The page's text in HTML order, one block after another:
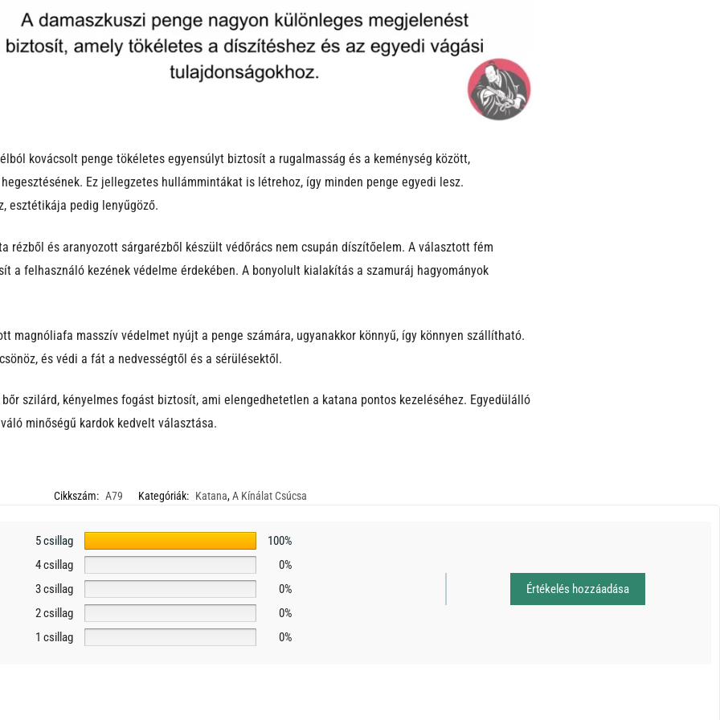
kovácsolt penge tökéletes egyensúlyt biztosít a rugalmasság és a keménység között,
Ez jellegzetes hullámmintákat is létrehoz, így minden penge egyedi lesz.
esztétikája pedig lenyűgöző.
rézből és aranyozott sárgarézből készült védőrács nem csupán díszítőelem. A választott fém
a felhasználó kezének védelme érdekében. A bonyolult kialakítás a szamuráj hagyományok
magnóliafa masszív védelmet nyújt a penge számára, ugyanakkor könnyű, így könnyen szállítható.
és védi a fát a nedvességtől és a sérülésektől.
szilárd, kényelmes fogást biztosít, ami elengedhetetlen a katana pontos kezeléséhez. Egyedülálló
minőségű kardok kedvelt választása.
Cikkszám: A79 Kategóriák: Katana,A Kínálat Csúcsa
5 csillag
100%
4 csillag
0%
3 csillag
0%
2 csillag
0%
1 csillag
0%
Értékelés hozzáadása